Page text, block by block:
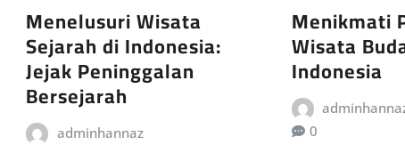
Menelusuri Wisata
Sejarah di Indonesia:
Jejak Peninggalan
Bersejarah
adminhannaz
Menikmati
Wisata
Indonesia
0